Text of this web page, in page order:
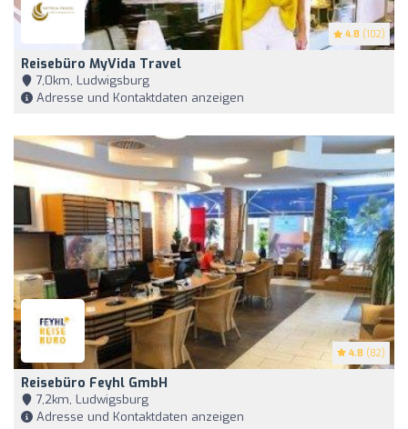
4.8 (102)
Reisebüro MyVida Travel
7,0km, Ludwigsburg
Adresse und Kontaktdaten anzeigen
4.8 (82)
Reisebüro Feyhl GmbH
7,2km, Ludwigsburg
Adresse und Kontaktdaten anzeigen